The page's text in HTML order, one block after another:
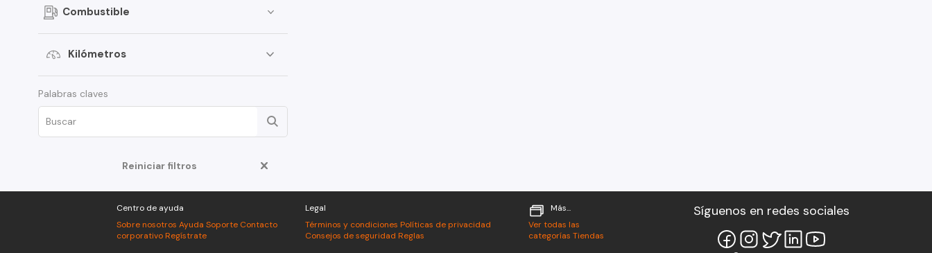
i30
i20
Verna
Venue
Grand i-10 Sedán
HD35
Creta Grand
Combustible
Kilómetros
Palabras claves
Reiniciar filtros
Centro de ayuda
Sobre nosotros Ayuda Soporte Contacto
corporativo Regístrate
Legal
Términos y condiciones Políticas de privacidad
Consejos de seguridad Reglas
Más...
Ver todas las
categorías Tiendas
Síguenos en redes sociales